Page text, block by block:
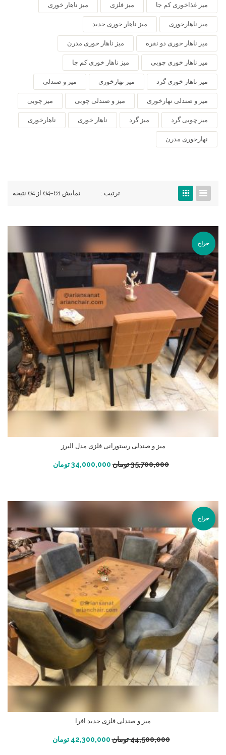
میز غذاخوری کم جا میز فلزی میز ناهار خوری
میز ناهارخوری میز ناهار خوری جدید
میز ناهار خوری دو نفره میز ناهار خوری مدرن
میز ناهار خوری چوبی میز ناهار خوری کم جا
میز ناهار خوری گرد میز نهارخوری میز و صندلی
میز و صندلی نهارخوری میز و صندلی چوبی میز چوبی
میز چوبی گرد میز گرد ناهار خوری ناهارخوری
نهارخوری مدرن
نمایش 61–64 از 64 نتیجه ترتیب :
حراج
میز و صندلی رستورانی فلزی مدل البرز
35,700,000تومان 34,000,000تومان افزودن به سبد خرید
حراج
میز و صندلی فلزی جدید افرا
44,500,000تومان 42,300,000 تومان افزودن به سبد خرید